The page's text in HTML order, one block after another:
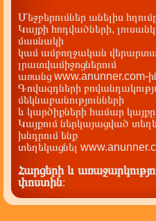
Մեջբերումներ անելիս
Կայքի հոդվածների,
մասնակի
կամ ամբողջական
լրատվամիջոցներում
առանց www.anunner.com-
Գովազդների
մեկնաբանությունների
և կարծիքների համար
Կայքում ներկայացված
խնդրում ենք
տեղեկացնել
Հարցերի և
փոստին: